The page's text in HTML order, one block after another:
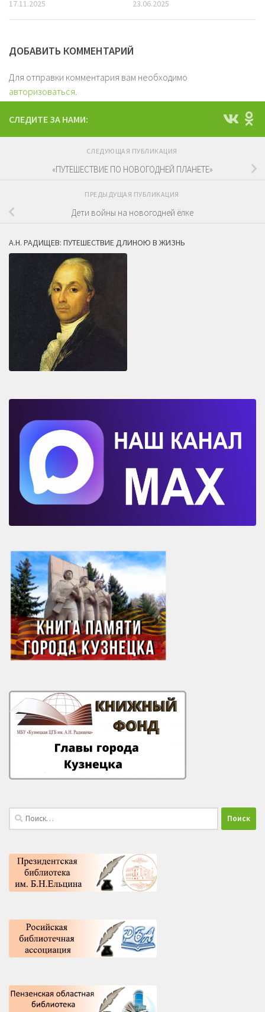
17.11.2025 23.06.2025
ДОБАВИТЬ КОММЕНТАРИЙ
Для отправки комментария вам необходимо
авторизоваться.
СЛЕДИТЕ ЗА НАМИ:
СЛЕДУЮЩАЯ ПУБЛИКАЦИЯ
«ПУТЕШЕСТВИЕ ПО НОВОГОДНЕЙ ПЛАНЕТЕ»
ПРЕДЫДУЩАЯ ПУБЛИКАЦИЯ
Дети войны на новогодней ёлке
А.Н. РАДИЩЕВ: ПУТЕШЕСТВИЕ ДЛИНОЮ В ЖИЗНЬ
Найти: